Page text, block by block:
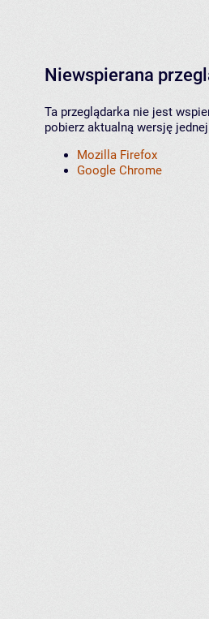
Niewspierana
Ta przeglądarka nie jest
pobierz aktualną wersję
Mozilla Firefox
Google Chrome